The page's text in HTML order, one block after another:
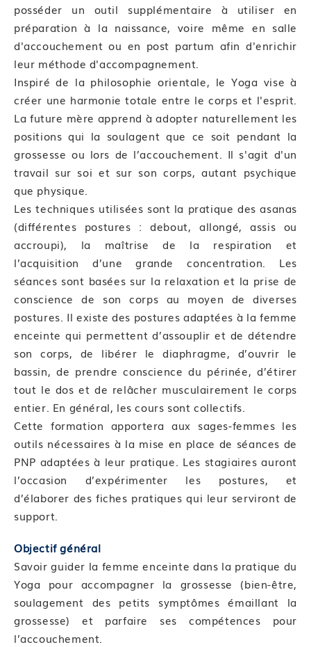
posséder un outil supplémentaire à utiliser en
préparation à la naissance, voire même en salle
d'accouchement ou en post partum afin d'enrichir
leur méthode d'accompagnement.
Inspiré de la philosophie orientale, le Yoga vise à
créer une harmonie totale entre le corps et l'esprit.
La future mère apprend à adopter naturellement les
positions qui la soulagent que ce soit pendant la
grossesse ou lors de l’accouchement. Il s'agit d'un
travail sur soi et sur son corps, autant psychique
que physique.
Les techniques utilisées sont la pratique des asanas
(différentes postures : debout, allongé, assis ou
accroupi), la maîtrise de la respiration et
l’acquisition d’une grande concentration. Les
séances sont basées sur la relaxation et la prise de
conscience de son corps au moyen de diverses
postures. Il existe des postures adaptées à la femme
enceinte qui permettent d’assouplir et de détendre
son corps, de libérer le diaphragme, d’ouvrir le
bassin, de prendre conscience du périnée, d’étirer
tout le dos et de relâcher musculairement le corps
entier. En général, les cours sont collectifs.
Cette formation apportera aux sages-femmes les
outils nécessaires à la mise en place de séances de
PNP adaptées à leur pratique. Les stagiaires auront
l’occasion d’expérimenter les postures, et
d’élaborer des fiches pratiques qui leur serviront de
support.
Objectif général
Savoir guider la femme enceinte dans la pratique du
Yoga pour accompagner la grossesse (bien-être,
soulagement des petits symptômes émaillant la
grossesse) et parfaire ses compétences pour
l’accouchement.